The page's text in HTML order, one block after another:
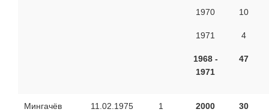
1970
1971
1968 -
1971
10
4
47
Мингачёв
11.02.1975 1 2000 30